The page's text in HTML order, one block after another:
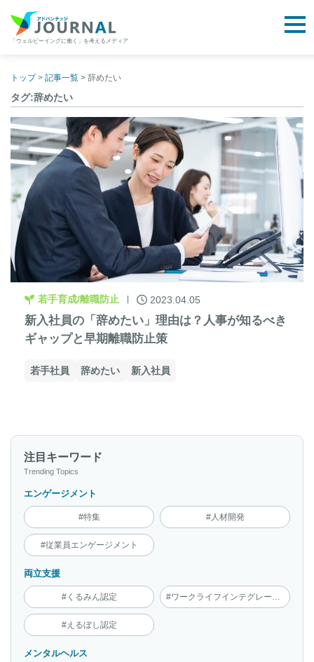
content
「ウェルビーイングに働く」を考えるメディア
トップ> 記事一覧 > 辞めたい
タグ:辞めたい
若手育成/離職防止 2023.04.05
新入社員の「辞めたい」理由は？人事が知るべき
ギャップと早期離職防止策
若手社員 辞めたい 新入社員
注目キーワード
Trending Topics
エンゲージメント
#特集 #人材開発
#従業員エンゲージメント
両立支援
#くるみん認定
#えるぼし認定
メンタルヘルス